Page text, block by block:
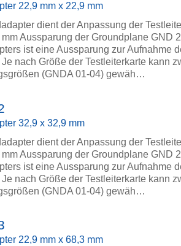
22,9 mm x 22,9 mm
dient der Anpassung der
Aussparung der Groundplane GND
ist eine Aussparung zur Aufnahme
nach Größe der Testleiterkarte kann
(GNDA 01-04) gewäh…
32,9 x 32,9 mm
dient der Anpassung der
Aussparung der Groundplane GND
ist eine Aussparung zur Aufnahme
nach Größe der Testleiterkarte kann
(GNDA 01-04) gewäh…
22,9 mm x 68,3 mm